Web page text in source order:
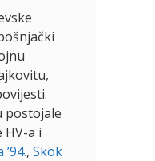
postojale
HV-a i
’94., Skok